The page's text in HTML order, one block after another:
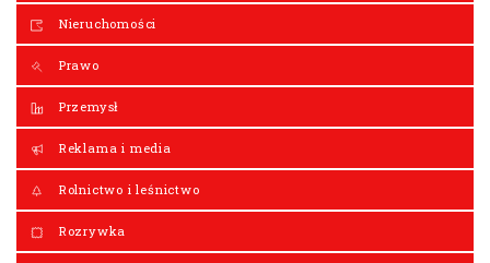
Nieruchomości
Prawo
Przemysł
Reklama i media
Rolnictwo i leśnictwo
Rozrywka